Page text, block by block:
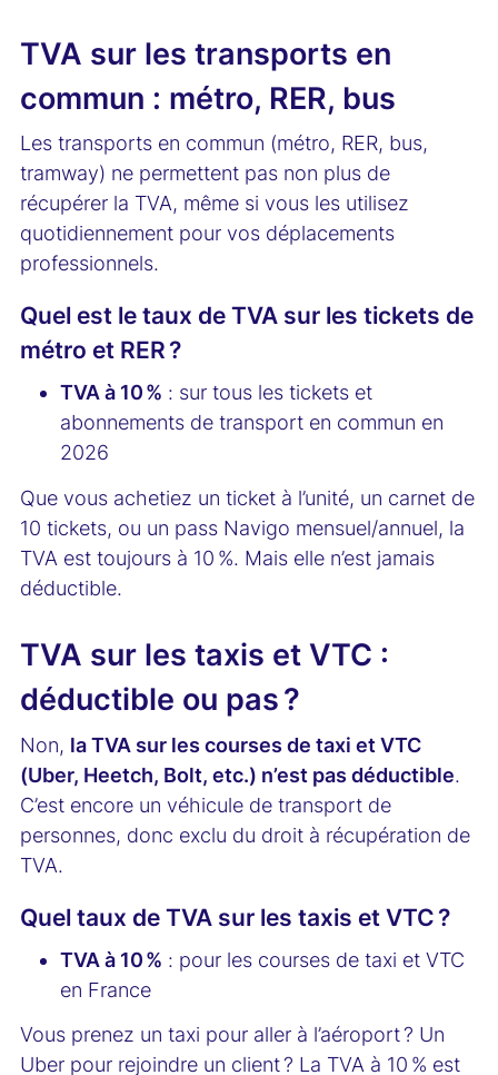
TVA sur les transports en
commun : métro, RER, bus
Les transports en commun (métro, RER, bus,
tramway) ne permettent pas non plus de
récupérer la TVA, même si vous les utilisez
quotidiennement pour vos déplacements
professionnels.
Quel est le taux de TVA sur les tickets de
métro et RER ?
TVA à 10 % : sur tous les tickets et
abonnements de transport en commun en
2026
Que vous achetiez un ticket à l’unité, un carnet de
10 tickets, ou un pass Navigo mensuel/annuel, la
TVA est toujours à 10 %. Mais elle n’est jamais
déductible.
TVA sur les taxis et VTC :
déductible ou pas ?
Non, la TVA sur les courses de taxi et VTC
(Uber, Heetch, Bolt, etc.) n’est pas déductible.
C’est encore un véhicule de transport de
personnes, donc exclu du droit à récupération de
TVA.
Quel taux de TVA sur les taxis et VTC ?
TVA à 10 % : pour les courses de taxi et VTC
en France
Vous prenez un taxi pour aller à l’aéroport ? Un
Uber pour rejoindre un client ? La TVA à 10 % est